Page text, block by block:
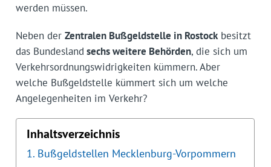
werden müssen.
Neben der Zentralen Bußgeldstelle in Rostockbesitzt
das Bundesland sechs weitere Behörden, die sich um
Verkehrsordnungswidrigkeiten kümmern. Aber
welche Bußgeldstelle kümmert sich um welche
Angelegenheiten im Verkehr?
Inhaltsverzeichnis
Bußgeldstellen Mecklenburg-Vorpommern